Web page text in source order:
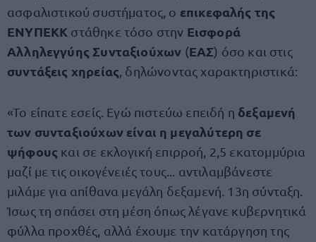
ασφαλιστικού συστήματος, ο επικεφαλής της
ΕΝΥΠΕΚΚ στάθηκε τόσο στην Εισφορά
Αλληλεγγύης Συνταξιούχων (ΕΑΣ) όσο και στις
συντάξεις χηρείας , δηλώνοντας χαρακτηριστικά:
«Το είπατε εσείς. Εγώ πιστεύω επειδή η δεξαμενή
των συνταξιούχων είναι η μεγαλύτερη σε
ψήφους και σε εκλογική επιρροή, 2,5 εκατομμύρια
μαζί με τις οικογένειές τους... αντιλαμβάνεστε
μιλάμε για απίθανα μεγάλη δεξαμενή. 13η σύνταξη.
Ίσως τη σπάσει στη μέση όπως λέγανε κυβερνητικά
φύλλα προχθές, αλλά έχουμε την κατάργηση της